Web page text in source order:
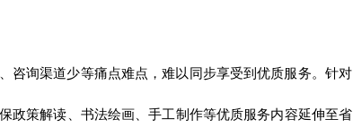
咨询渠道少等痛点难点，难以同步享受到优质服务。针对
政策解读、书法绘画、手工制作等优质服务内容延伸至省